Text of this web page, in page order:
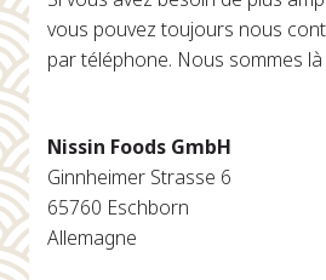
vous pouvez toujours nous
par téléphone. Nous sommes
Nissin Foods GmbH
Ginnheimer Strasse 6
65760 Eschborn
Allemagne